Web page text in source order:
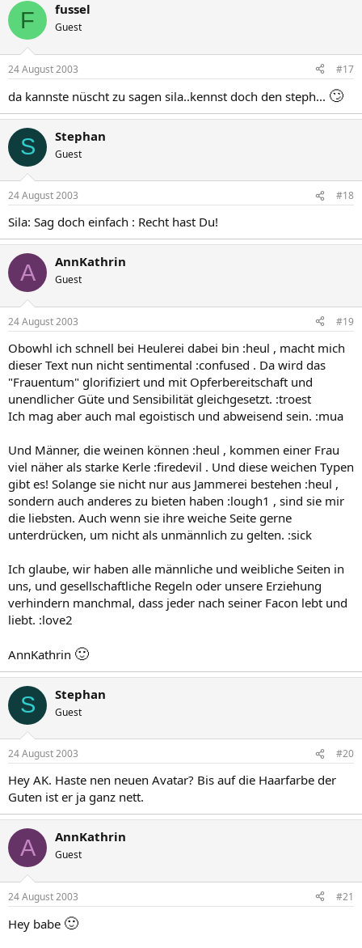
F fussel
Guest
24 August 2003 #17
da kannste nüscht zu sagen sila..kennst doch den steph... 🙄
S Stephan
Guest
24 August 2003 #18
Sila: Sag doch einfach : Recht hast Du!
A AnnKathrin
Guest
24 August 2003 #19
Obowhl ich schnell bei Heulerei dabei bin :heul , macht mich
dieser Text nun nicht sentimental :confused . Da wird das
"Frauentum" glorifiziert und mit Opferbereitschaft und
unendlicher Güte und Sensibilität gleichgesetzt. :troest
Ich mag aber auch mal egoistisch und abweisend sein. :mua
Und Männer, die weinen können :heul , kommen einer Frau
viel näher als starke Kerle :firedevil . Und diese weichen Typen
gibt es! Solange sie nicht nur aus Jammerei bestehen :heul ,
sondern auch anderes zu bieten haben :lough1 , sind sie mir
die liebsten. Auch wenn sie ihre weiche Seite gerne
unterdrücken, um nicht als unmännlich zu gelten. :sick
Ich glaube, wir haben alle männliche und weibliche Seiten in
uns, und gesellschaftliche Regeln oder unsere Erziehung
verhindern manchmal, dass jeder nach seiner Facon lebt und
liebt. :love2
AnnKathrin 🙂
S Stephan
Guest
24 August 2003 #20
Hey AK. Haste nen neuen Avatar? Bis auf die Haarfarbe der
Guten ist er ja ganz nett.
A AnnKathrin
Guest
24 August 2003 #21
Hey babe 🙂